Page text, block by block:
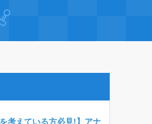
を考えている方必見!】アナ